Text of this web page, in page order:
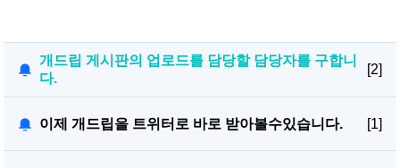
개드립 게시판의 업로드를 담당할 담당자를 구합니
다.
[2]
이제 개드립을 트위터로 바로 받아볼수있습니다. [1]